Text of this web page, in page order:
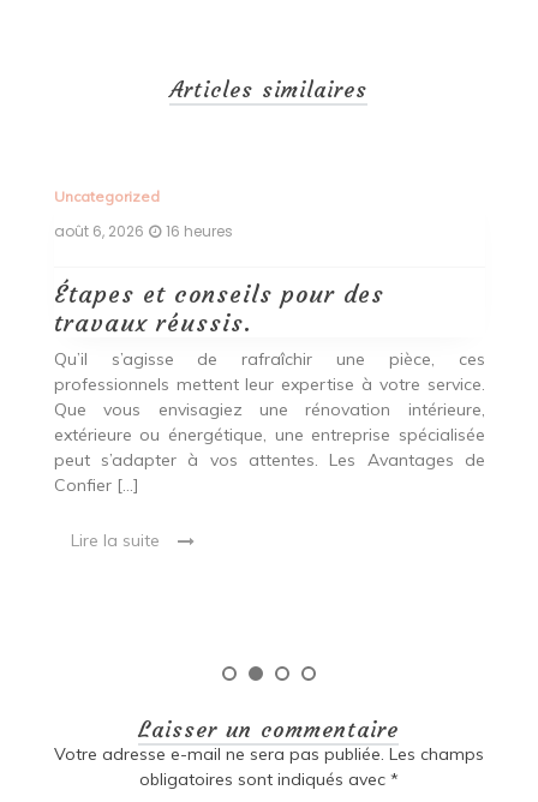
Articles similaires
Uncategorized
août 6, 2026 16 heures
Étapes et conseils pour des
travaux réussis.
Qu’il s’agisse de rafraîchir une pièce, ces
professionnels mettent leur expertise à votre service.
Que vous envisagiez une rénovation intérieure,
extérieure ou énergétique, une entreprise spécialisée
peut s’adapter à vos attentes. Les Avantages de
Confier […]
Lire la suite
Laisser un commentaire
Votre adresse e-mail ne sera pas publiée. Les champs
obligatoires sont indiqués avec *